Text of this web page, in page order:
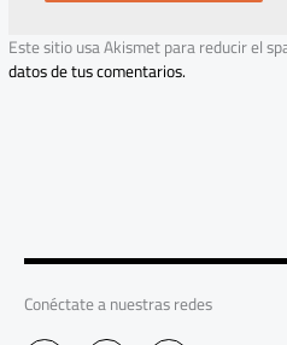
Este sitio usa Akismet para reducir el
datos de tus comentarios.
Conéctate a nuestras redes